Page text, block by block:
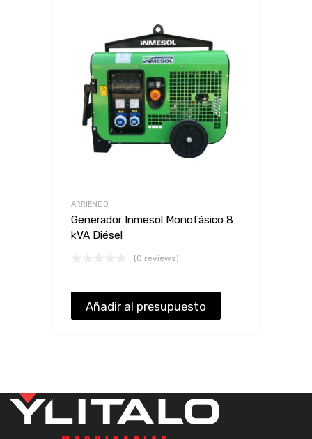
ARRIENDO
Generador Inmesol Monofásico 8
kVA Diésel
(0 reviews)
Añadir al presupuesto